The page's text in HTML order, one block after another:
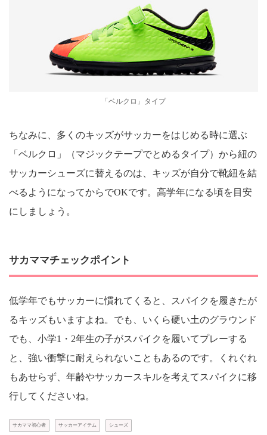
「ベルクロ」タイプ
ちなみに、多くのキッズがサッカーをはじめる時に選ぶ
「ベルクロ」（マジックテープでとめるタイプ）から紐の
サッカーシューズに替えるのは、キッズが自分で靴紐を結
べるようになってからでOKです。高学年になる頃を目安
にしましょう。
サカママチェックポイント
低学年でもサッカーに慣れてくると、スパイクを履きたが
るキッズもいますよね。でも、いくら硬い土のグラウンド
でも、小学1・2年生の子がスパイクを履いてプレーする
と、強い衝撃に耐えられないこともあるのです。くれぐれ
もあせらず、年齢やサッカースキルを考えてスパイクに移
行してくださいね。
サカママ初心者 サッカーアイテム シューズ